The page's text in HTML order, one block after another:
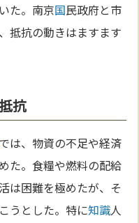
た。南京国民政府と市
抵抗の動きはますます
抗
では、物資の不足や経済
た。食糧や燃料の配給
は困難を極めたが、そ
うとした。特に知識人